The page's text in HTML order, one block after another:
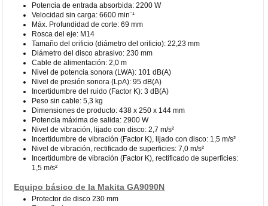
Potencia de entrada absorbida: 2200 W
Velocidad sin carga: 6600 min⁻¹
Máx. Profundidad de corte: 69 mm
Rosca del eje: M14
Tamaño del orificio (diámetro del orificio): 22,23 mm
Diámetro del disco abrasivo: 230 mm
Cable de alimentación: 2,0 m
Nivel de potencia sonora (LWA): 101 dB(A)
Nivel de presión sonora (LpA): 95 dB(A)
Incertidumbre del ruido (Factor K): 3 dB(A)
Peso sin cable: 5,3 kg
Dimensiones de producto: 438 x 250 x 144 mm
Potencia máxima de salida: 2900 W
Nivel de vibración, lijado con disco: 2,7 m/s²
Incertidumbre de vibración (Factor K), lijado con disco: 1,5 m/s²
Nivel de vibración, rectificado de superficies: 7,0 m/s²
Incertidumbre de vibración (Factor K), rectificado de superficies:
1,5 m/s²
Equipo básico de la Makita GA9090N
Protector de disco 230 mm